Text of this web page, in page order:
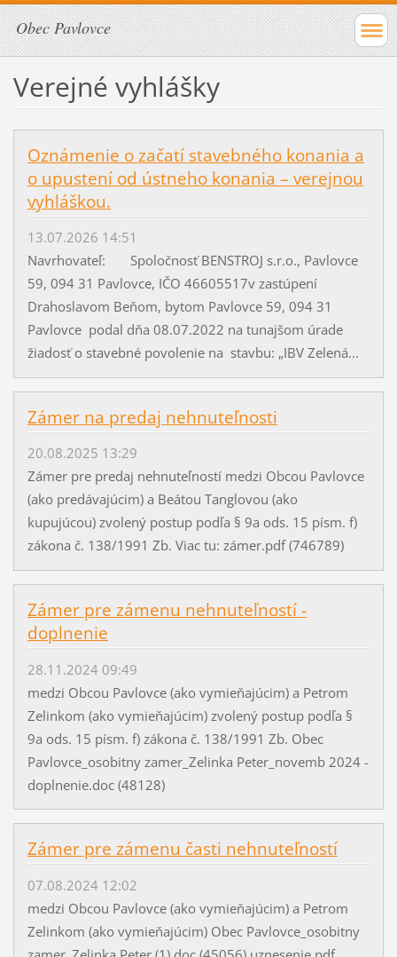
Obec Pavlovce
Verejné vyhlášky
Oznámenie o začatí stavebného konania a
o upustení od ústneho konania – verejnou
vyhláškou.
13.07.2026 14:51
Navrhovateľ: Spoločnosť BENSTROJ s.r.o., Pavlovce
59, 094 31 Pavlovce, IČO 46605517v zastúpení
Drahoslavom Beňom, bytom Pavlovce 59, 094 31
Pavlovce podal dňa 08.07.2022 na tunajšom úrade
žiadosť o stavebné povolenie na stavbu: „IBV Zelená...
Zámer na predaj nehnuteľnosti
20.08.2025 13:29
Zámer pre predaj nehnuteľností medzi Obcou Pavlovce
(ako predávajúcim) a Beátou Tanglovou (ako
kupujúcou) zvolený postup podľa § 9a ods. 15 písm. f)
zákona č. 138/1991 Zb. Viac tu: zámer.pdf (746789)
Zámer pre zámenu nehnuteľností -
doplnenie
28.11.2024 09:49
medzi Obcou Pavlovce (ako vymieňajúcim) a Petrom
Zelinkom (ako vymieňajúcim) zvolený postup podľa §
9a ods. 15 písm. f) zákona č. 138/1991 Zb. Obec
Pavlovce_osobitny zamer_Zelinka Peter_novemb 2024 -
doplnenie.doc (48128)
Zámer pre zámenu časti nehnuteľností
07.08.2024 12:02
medzi Obcou Pavlovce (ako vymieňajúcim) a Petrom
Zelinkom (ako vymieňajúcim) Obec Pavlovce_osobitny